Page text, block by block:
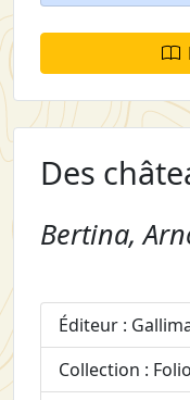
Des
Bertina,
Éditeur :
Collection : Folio